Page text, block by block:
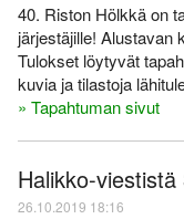
40. Riston Hölkkä on
järjestäjille! Alustavan
Tulokset löytyvät
kuvia ja tilastoja
» Tapahtuman sivut
Halikko-
26.10.2019 18:16